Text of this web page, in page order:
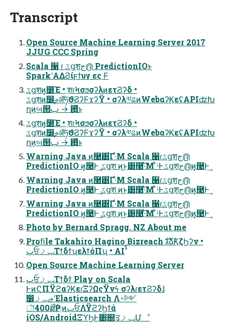
Transcript
Open Source Machine Learning Server 2017
JJUG CCC Spring
Scala ੡ ɾ ػցֶशج൫ PredictionIOͱ
SparkʹΑΔϨίϝϯυγ ες Ϝ
ػցֶशͷ͓೰Έ • ֶशɾϞσϧσʔλͷετϨʔδ •
ػցֶशͷ෼ࢄॲཧϑϨʔϜϫʔΫ • σʔλ༧ଌͷWebαʔϏεʢAPIʣԽ
ղܾͷબ୒ࢶ → ఻͍͑ͨ͜ͱ
ػցֶशͷ͓೰Έ • ֶशɾϞσϧσʔλͷετϨʔδ •
ػցֶशͷ෼ࢄॲཧϑϨʔϜϫʔΫ • σʔλ༧ଌͷWebαʔϏεʢAPIʣԽ
ղܾͷબ୒ࢶ → ఻͍͑ͨ͜ͱ
Warning Java ͷ࿩͸͋Γ·ͤΜ Scala ੡ɾػցֶशج൫
PredictionIO ͷ͓࿩Ͱ͢ ػցֶश ͷ͜ͱ͸࿩͠·ͤΜ ͋͘·Ͱػցֶशج൫ͷ͓࿩Ͱ͢
Warning Java ͷ࿩͸͋Γ·ͤΜ Scala ੡ɾػցֶशج൫
PredictionIO ͷ͓࿩Ͱ͢ ػցֶश ͷ͜ͱ͸࿩͠·ͤΜ ͋͘·Ͱػցֶशج൫ͷ͓࿩Ͱ͢
Warning Java ͷ࿩͸͋Γ·ͤΜ Scala ੡ɾػցֶशج൫
PredictionIO ͷ͓࿩Ͱ͢ ػցֶश ͷ͜ͱ͸࿩͠·ͤΜ ͋͘·Ͱػցֶशج൫ͷ͓࿩Ͱ͢
Photo by Bernard Spragg. NZ About me
Proﬁle Takahiro Hagino Bizreach גࣜձࣾϏζϦʔν •
ٻਓݕࡧΤϯδϯʮελϯόΠʯ • AIࣨ
Open Source Machine Learning Server
ٻਓݕࡧΤϯδϯ Play on Scala
ͰͷϚΠΫϩαʔϏεɾΞʔΩςΫνϟ σʔλɾετϨʔδɺ
෼ࢄݕࡧʹElasticsearch Λ࠾༻
ৗ࣌400ສ݅Ҏ্ͷٻਓΛΫϩʔϦϯά
iOS/AndroidΞϓϦͰ͸஍ਤݕࡧ͕Մೳ